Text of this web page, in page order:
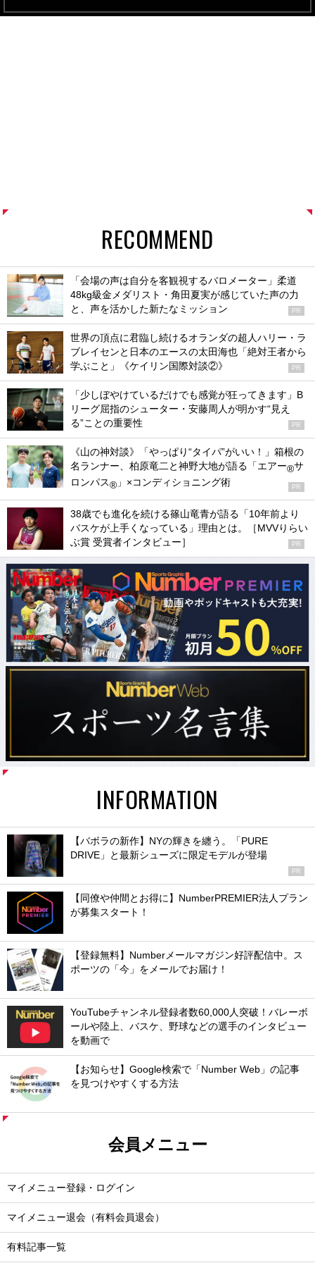
RECOMMEND
「会場の声は自分を客観視するバロメーター」柔道
48kg級金メダリスト・角田夏実が感じていた声の力
と、声を活かした新たなミッション
PR
世界の頂点に君臨し続けるオランダの超人ハリー・ラ
ブレイセンと日本のエースの太田海也「絶対王者から
学ぶこと」《ケイリン国際対談②》
PR
「少しぼやけているだけでも感覚が狂ってきます」B
リーグ屈指のシューター・安藤周人が明かす“見え
る”ことの重要性
PR
《山の神対談》「やっぱり“タイパ”がいい！」箱根の
名ランナー、柏原竜二と神野大地が語る「エアー®サ
ロンパス® 」×コンディショニング術 PR
38歳でも進化を続ける篠山竜青が語る「10年前より
バスケが上手くなっている」理由とは。［MVVりらい
ぶ賞 受賞者インタビュー］
PR
INFORMATION
【バボラの新作】NYの輝きを纏う。「PURE
DRIVE」と最新シューズに限定モデルが登場
PR
【同僚や仲間とお得に】NumberPREMIER法人プラン
が募集スタート！
【登録無料】Numberメールマガジン好評配信中。ス
ポーツの「今」をメールでお届け！
YouTubeチャンネル登録者数60,000人突破！バレーボ
ールや陸上、バスケ、野球などの選手のインタビュー
を動画で
【お知らせ】Google検索で「Number Web」の記事
を見つけやすくする方法
会員メニュー
マイメニュー登録・ログイン
マイメニュー退会（有料会員退会）
有料記事一覧